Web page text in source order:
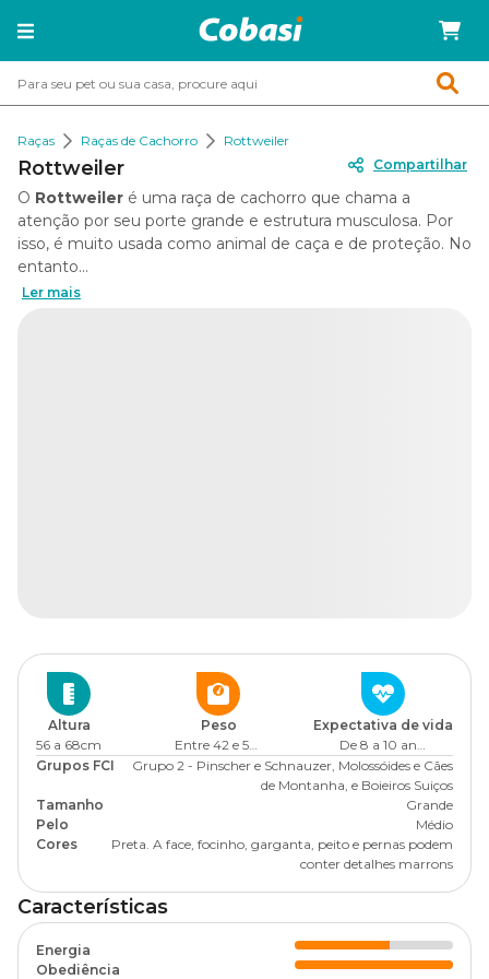
Raças Raças de Cachorro Rottweiler
Rottweiler
O Rottweiler é uma raça de cachorro que chama a
atenção por seu porte grande e estrutura musculosa. Por
isso, é muito usada como animal de caça e de proteção. No
entanto...
Ler mais
Compartilhar
Altura
56 a 68cm
Peso
Entre 42 e 50kg
Expectativa de vida
De 8 a 10 anos
Grupos FCI
Grupo 2 - Pinscher e Schnauzer, Molossóides e Cães
de Montanha, e Boieiros Suiços
Tamanho
Grande
Pelo
Médio
Cores
Preta. A face, focinho, garganta, peito e pernas podem
conter detalhes marrons
Características
Energia
Obediência